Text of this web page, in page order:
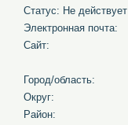
Статус: Не действует
Электронная почта:
Сайт:
Город/область:
Округ:
Район: